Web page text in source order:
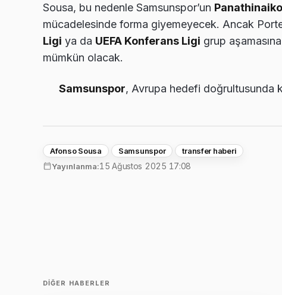
Sousa, bu nedenle Samsunspor’un
mücadelesinde forma giyemeyecek. Ancak
Ligi ya da UEFA Konferans Ligi grup
mümkün olacak.
Samsunspor, Avrupa hedefi doğrultusunda
Afonso Sousa Samsunspor
transfer haberi
Yayınlanma:15 Ağustos 2025 17:08
DIĞER HABERLER